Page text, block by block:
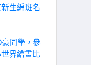
生編班名
同學，參
界繪畫比